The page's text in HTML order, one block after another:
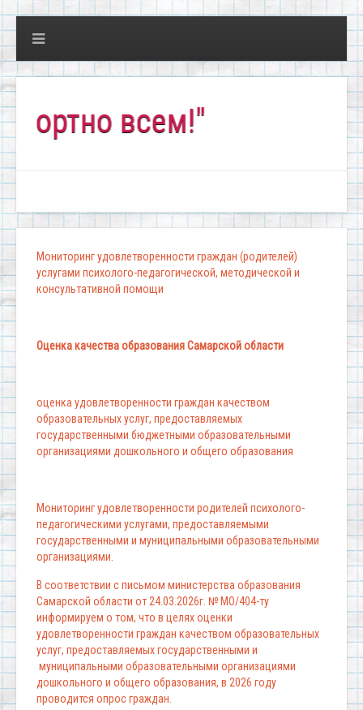
всем!"
Мониторинг удовлетворенности граждан (родителей)
услугами психолого-педагогической, методической и
консультативной помощи
Оценка качества образования Самарской области
оценка удовлетворенности граждан качеством
образовательных услуг, предоставляемых
государственными бюджетными образовательными
организациями дошкольного и общего образования
Мониторинг удовлетворенности родителей психолого-
педагогическими услугами, предоставляемыми
государственными и муниципальными образовательными
организациями.
В соответствии с письмом министерства образования
Самарской области от 24.03.2026г. № МО/404-ту
информируем о том, что в целях оценки
удовлетворенности граждан качеством образовательных
услуг, предоставляемых государственными и
муниципальными образовательными организациями
дошкольного и общего образования, в 2026 году
проводится опрос граждан.